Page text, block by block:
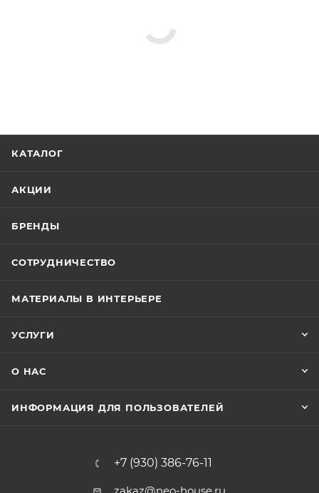
КАТАЛОГ
АКЦИИ
БРЕНДЫ
СОТРУДНИЧЕСТВО
МАТЕРИАЛЫ В ИНТЕРЬЕРЕ
УСЛУГИ
О НАС
ИНФОРМАЦИЯ ДЛЯ ПОЛЬЗОВАТЕЛЕЙ
+7 (930) 386-76-11